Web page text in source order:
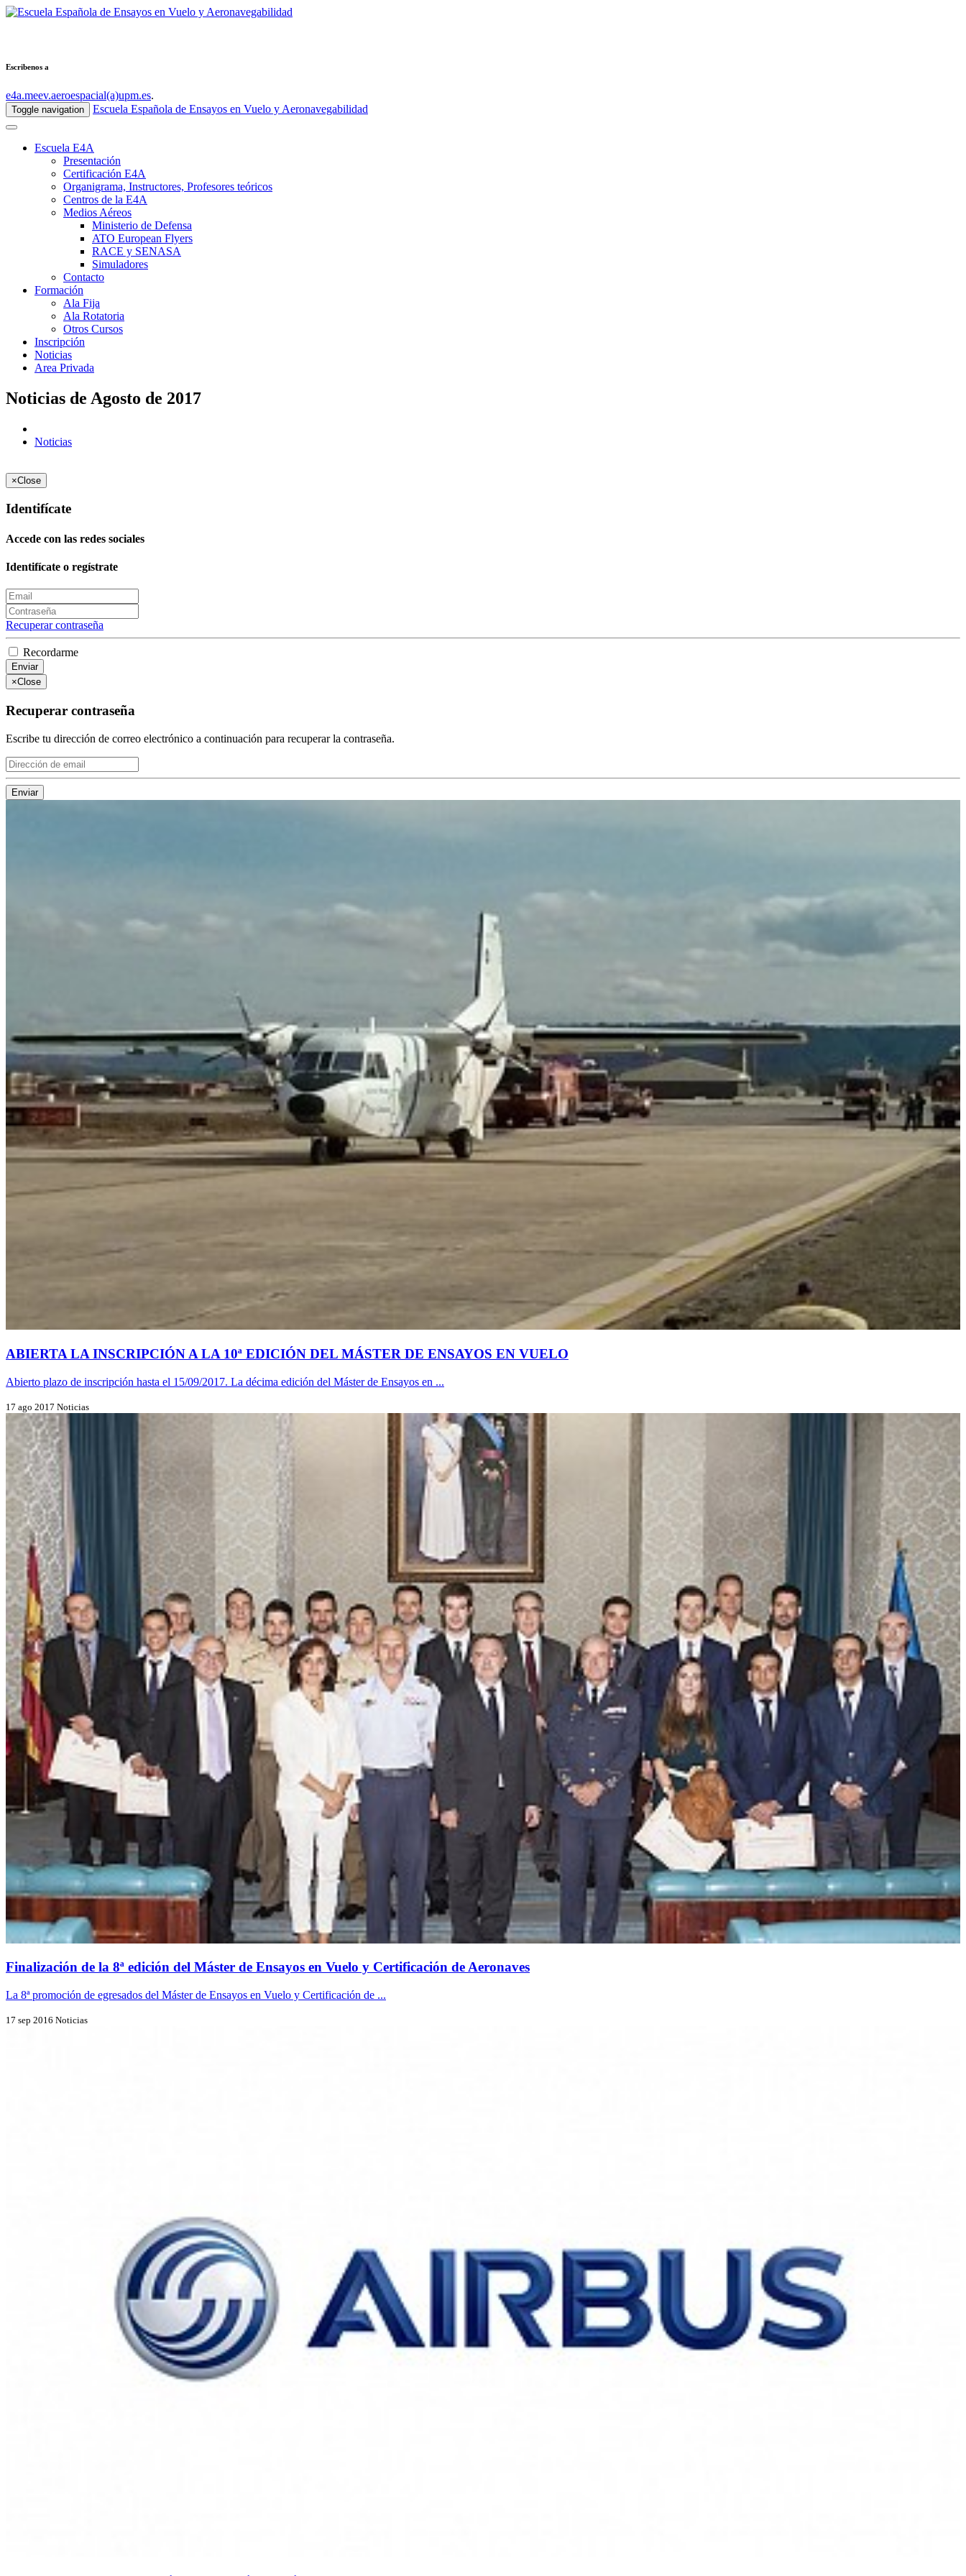
Escribenos a
e4a.meev.aeroespacial(a)upm.es.
Toggle navigation Escuela Española de Ensayos en Vuelo y Aeronavegabilidad
Escuela E4A
Presentación
Certificación E4A
Organigrama, Instructores, Profesores teóricos
Centros de la E4A
Medios Aéreos
Ministerio de Defensa
ATO European Flyers
RACE y SENASA
Simuladores
Contacto
Formación
Ala Fija
Ala Rotatoria
Otros Cursos
Inscripción
Noticias
Area Privada
Noticias de Agosto de 2017
Noticias
×Close
Identifícate
Accede con las redes sociales
Identifícate o regístrate
Recuperar contraseña
Recordarme
Enviar
×Close
Recuperar contraseña
Escribe tu dirección de correo electrónico a continuación para recuperar la contraseña.
Enviar
ABIERTA LA INSCRIPCIÓN A LA 10ª EDICIÓN DEL MÁSTER DE ENSAYOS EN VUELO
Abierto plazo de inscripción hasta el 15/09/2017. La décima edición del Máster de Ensayos en ...
17 ago 2017 Noticias
Finalización de la 8ª edición del Máster de Ensayos en Vuelo y Certificación de Aeronaves
La 8ª promoción de egresados del Máster de Ensayos en Vuelo y Certificación de ...
17 sep 2016 Noticias